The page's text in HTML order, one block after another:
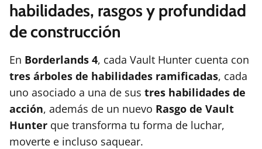
habilidades, rasgos y profundidad
de construcción
En Borderlands 4, cada Vault Hunter cuenta con
tres árboles de habilidades ramificadas, cada
uno asociado a una de sus tres habilidades de
acción, además de un nuevo Rasgo de Vault
Hunter que transforma tu forma de luchar,
moverte e incluso saquear.